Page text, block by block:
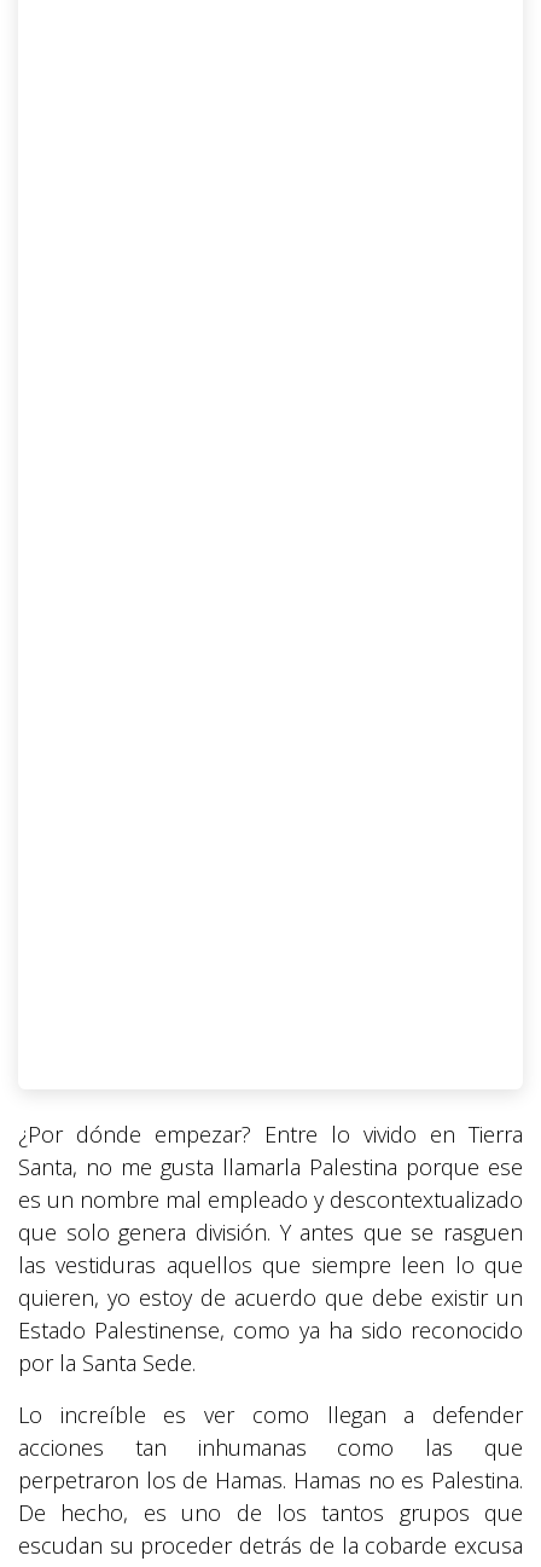
¿Por dónde empezar? Entre lo vivido en Tierra
Santa, no me gusta llamarla Palestina porque ese
es un nombre mal empleado y descontextualizado
que solo genera división. Y antes que se rasguen
las vestiduras aquellos que siempre leen lo que
quieren, yo estoy de acuerdo que debe existir un
Estado Palestinense, como ya ha sido reconocido
por la Santa Sede.
Lo increíble es ver como llegan a defender
acciones tan inhumanas como las que
perpetraron los de Hamas. Hamas no es Palestina.
De hecho, es uno de los tantos grupos que
escudan su proceder detrás de la cobarde excusa